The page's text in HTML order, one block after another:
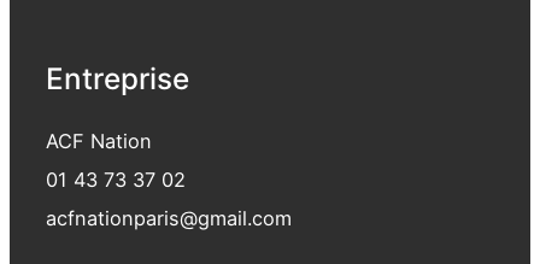
Entreprise
ACF Nation
01 43 73 37 02
acfnationparis@gmail.com